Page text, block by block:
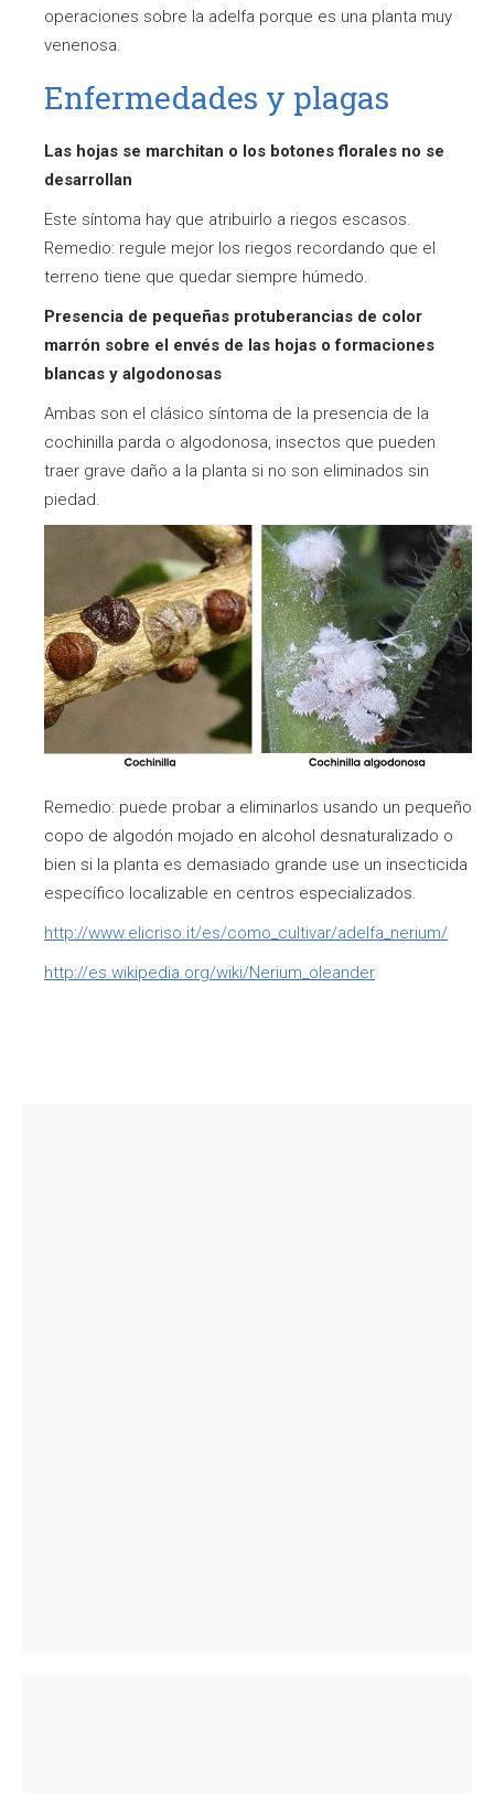
operaciones sobre la adelfa porque es una planta muy
venenosa.
Enfermedades y plagas
Las hojas se marchitan o los botones florales no se
desarrollan
Este síntoma hay que atribuirlo a riegos escasos.
Remedio: regule mejor los riegos recordando que el
terreno tiene que quedar siempre húmedo.
Presencia de pequeñas protuberancias de color
marrón sobre el envés de las hojas o formaciones
blancas y algodonosas
Ambas son el clásico síntoma de la presencia de la
cochinilla parda o algodonosa, insectos que pueden
traer grave daño a la planta si no son eliminados sin
piedad.
Remedio: puede probar a eliminarlos usando un pequeño
copo de algodón mojado en alcohol desnaturalizado o
bien si la planta es demasiado grande use un insecticida
específico localizable en centros especializados.
http://www.elicriso.it/es/como_cultivar/adelfa_nerium/
http://es.wikipedia.org/wiki/Nerium_oleander